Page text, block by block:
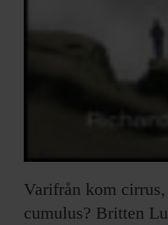
Varifrån kom
cumulus? Britten